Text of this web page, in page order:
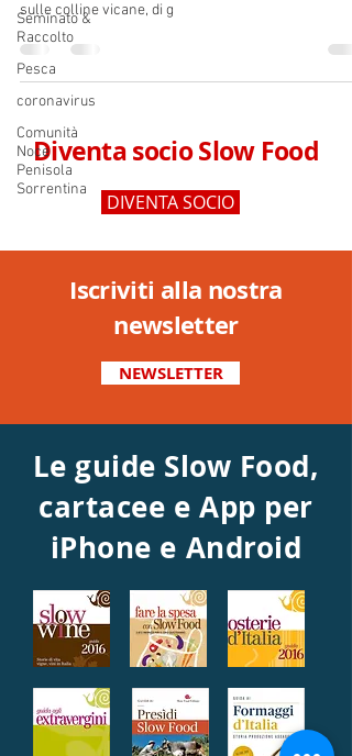
Seminato &
Raccolto
Pesca
coronavirus
Comunità
Noce
Penisola
Sorrentina
sulle colline vicane, di g
Diventa socio Slow Food
DIVENTA SOCIO
Iscriviti alla nostra
newsletter
NEWSLETTER
Le guide Slow Food,
cartacee e App per
iPhone e Android